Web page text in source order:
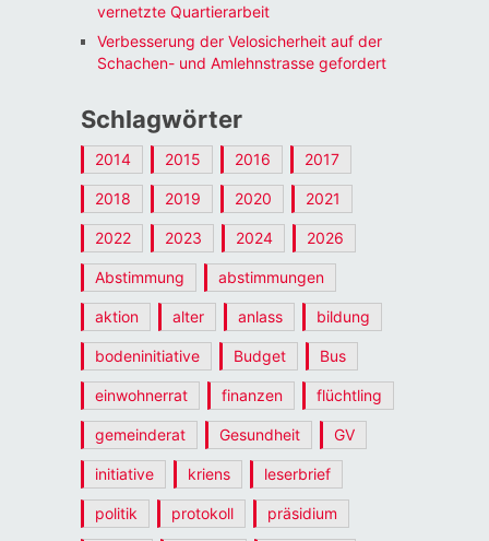
vernetzte Quartierarbeit
Verbesserung der Velosicherheit auf der
Schachen- und Amlehnstrasse gefordert
Schlagwörter
2014 2015 2016 2017
2018 2019 2020 2021
2022 2023 2024 2026
Abstimmung abstimmungen
aktion alter anlass bildung
bodeninitiative Budget Bus
einwohnerrat finanzen flüchtling
gemeinderat Gesundheit GV
initiative kriens leserbrief
politik protokoll präsidium